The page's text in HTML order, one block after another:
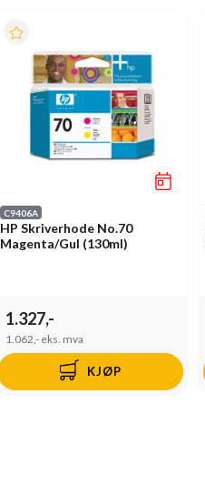
C9406A
HP Skriverhode No.70
Magenta/Gul (130ml)
1.327,-
1.062,- eks. mva
KJØP